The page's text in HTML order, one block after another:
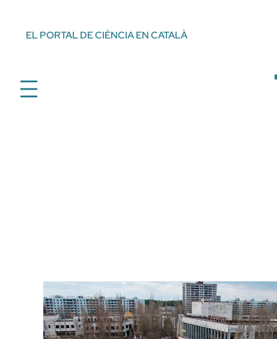
EL PORTAL DE CIÈNCIA EN CATALÀ